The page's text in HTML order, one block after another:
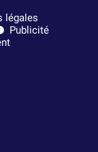
légales
Publicité